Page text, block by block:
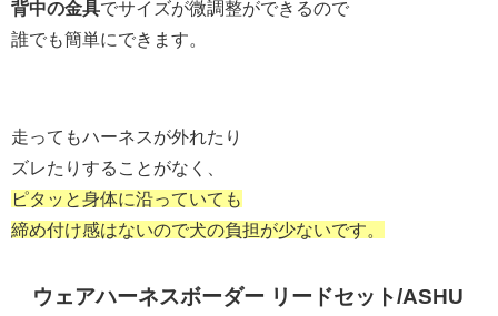
背中の金具でサイズが微調整ができるので
誰でも簡単にできます。
走ってもハーネスが外れたり
ズレたりすることがなく、
ピタッと身体に沿っていても
締め付け感はないので犬の負担が少ないです。
ウェアハーネスボーダー リードセット/ASHU